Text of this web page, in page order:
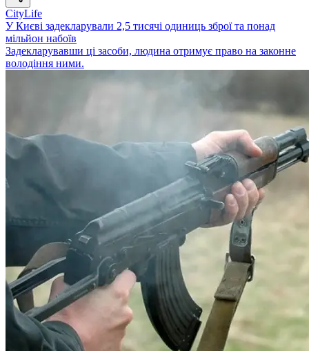
CityLife
У Києві задекларували 2,5 тисячі одиниць зброї та понад
мільйон набоїв
Задекларувавши ці засоби, людина отримує право на законне
володіння ними.